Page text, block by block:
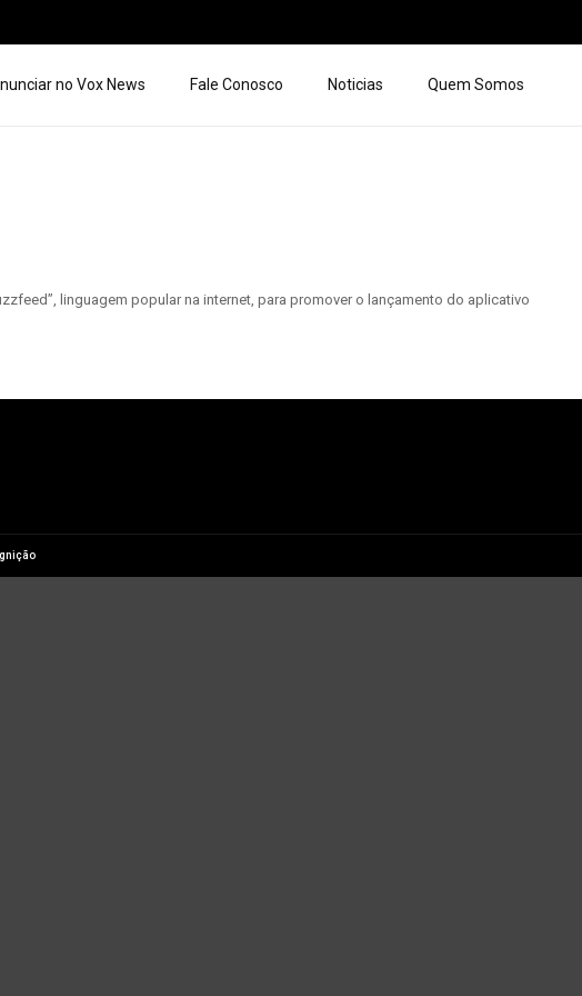
no Vox News Fale Conosco Noticias Quem Somos
linguagem popular na internet, para promover o lançamento do aplicativo